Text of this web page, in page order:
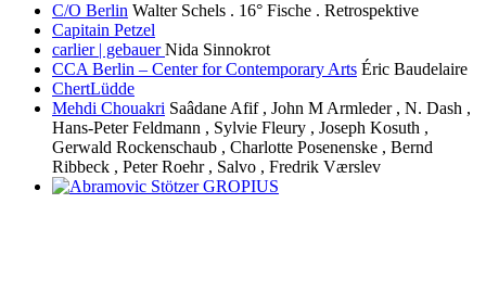
C/O Berlin Walter Schels . 16° Fische . Retrospektive
Capitain Petzel
carlier | gebauerNida Sinnokrot
CCA Berlin – Center for Contemporary Arts Éric Baudelaire
ChertLüdde
Mehdi Chouakri Saâdane Afif , John M Armleder , N. Dash ,
Hans-Peter Feldmann , Sylvie Fleury , Joseph Kosuth ,
Gerwald Rockenschaub , Charlotte Posenenske , Bernd
Ribbeck , Peter Roehr , Salvo , Fredrik Værslev